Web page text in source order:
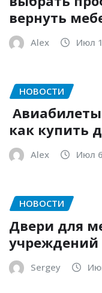
вернуть
Alex Июл
НОВОСТИ
как купить
Alex Июл
НОВОСТИ
Двери для
учреждений
Sergey